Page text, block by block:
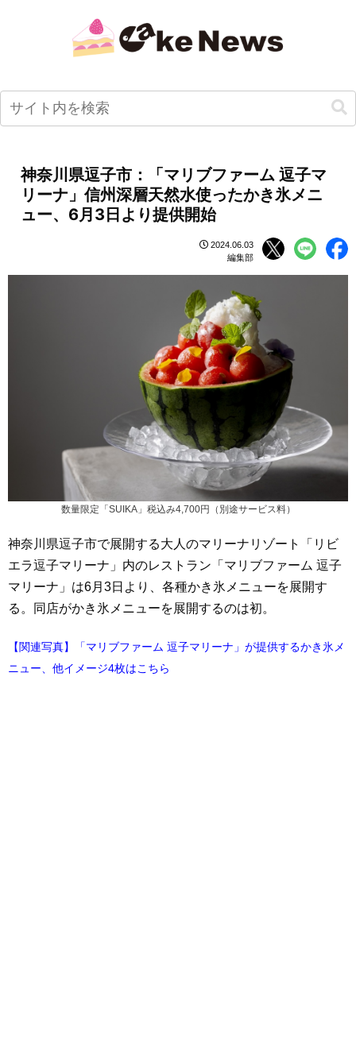
神奈川県逗子市：「マリブファーム 逗子マ
リーナ」信州深層天然水使ったかき氷メニ
ュー、6月3日より提供開始
2024.06.03
編集部
数量限定「SUIKA」税込み4,700円（別途サービス料）
神奈川県逗子市で展開する大人のマリーナリゾート「リビ
エラ逗子マリーナ」内のレストラン「マリブファーム 逗子
マリーナ」は6月3日より、各種かき氷メニューを展開す
る。同店がかき氷メニューを展開するのは初。
【関連写真】「マリブファーム 逗子マリーナ」が提供するかき氷メ
ニュー、他イメージ4枚はこちら